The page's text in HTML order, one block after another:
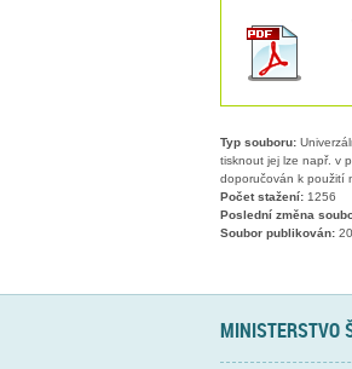
Typ souboru:
tisknout jej lze např. v
doporučován k použití
Počet stažení: 1256
Poslední změna
Soubor publikován:
MINISTERSTVO